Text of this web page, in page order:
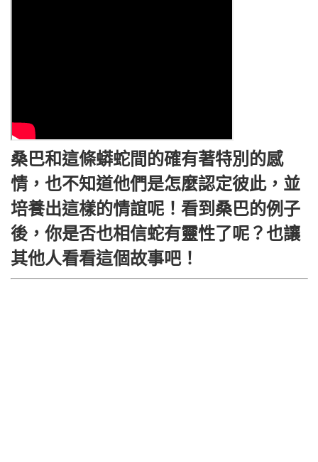
桑巴和這條蟒蛇間的確有著特別的感
情，也不知道他們是怎麼認定彼此，並
培養出這樣的情誼呢！看到桑巴的例子
後，你是否也相信蛇有靈性了呢？也讓
其他人看看這個故事吧！